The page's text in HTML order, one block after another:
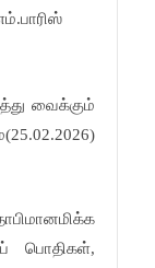
வைக்கும்
பொதிகள்,